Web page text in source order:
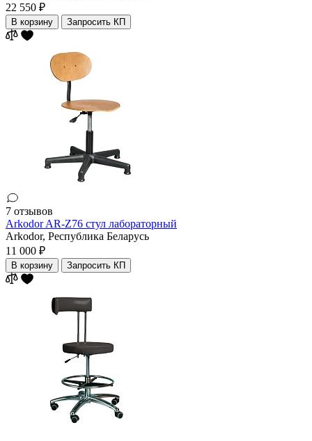
22 550 ₽
В корзину Запросить КП
7 отзывов
Arkodor AR-Z76 стул лабораторный
Arkodor, Республика Беларусь
11 000 ₽
В корзину Запросить КП